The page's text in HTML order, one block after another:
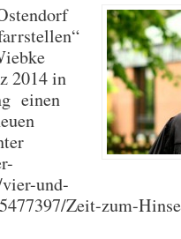
2014 in
einen
und-
Zeit-zum-